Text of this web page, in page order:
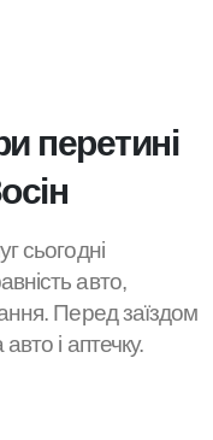
перетині
сьогодні
авто,
Перед заїздом
і аптечку.